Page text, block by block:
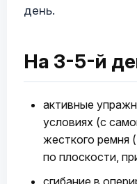
день.
На 3-5-й
активные
условиях (с
жесткого ремня
по плоскости,
сгибание в